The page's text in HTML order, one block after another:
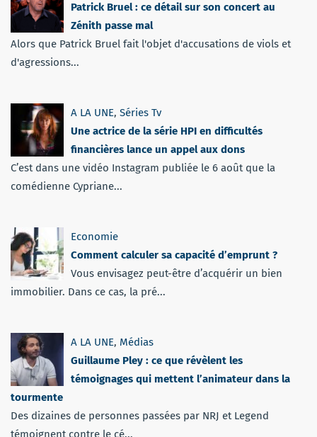
Patrick Bruel : ce détail sur son concert au
Zénith passe mal
Alors que Patrick Bruel fait l'objet d'accusations de viols et
d'agressions...
A LA UNE, Séries Tv
Une actrice de la série HPI en difficultés
financières lance un appel aux dons
C’est dans une vidéo Instagram publiée le 6 août que la
comédienne Cypriane...
Economie
Comment calculer sa capacité d’emprunt ?
Vous envisagez peut-être d’acquérir un bien
immobilier. Dans ce cas, la pré...
A LA UNE, Médias
Guillaume Pley : ce que révèlent les
témoignages qui mettent l’animateur dans la
tourmente
Des dizaines de personnes passées par NRJ et Legend
témoignent contre le cé...